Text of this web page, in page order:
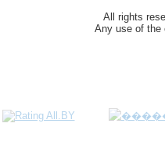
All rights
Any use of the